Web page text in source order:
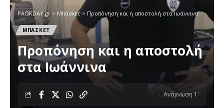
PAOKDAY.gr > Μπάσκετ > Προπόνηση και η αποστολή στα Ιωάννινα
ΜΠΑΣΚΕΤ
Προπόνηση και η αποστολή
στα Ιωάννινα
Ανάγνωση 1'